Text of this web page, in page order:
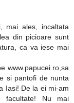
mai ales, incaltata
din picioare sunt
ca va iese mai
www.papucei.ro,sa
si pantofi de nunta
Iasi! De la ei mi-am
facultate! Nu mai